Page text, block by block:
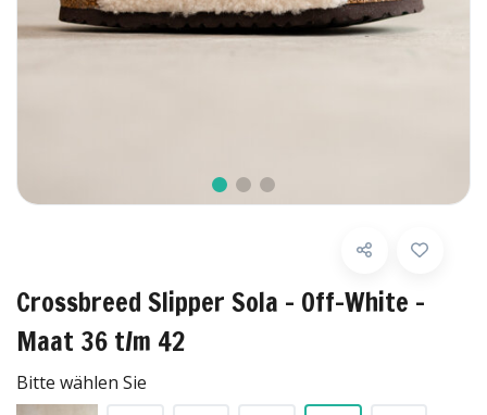
Crossbreed Slipper Sola - Off-White -
Maat 36 t/m 42
Bitte wählen Sie